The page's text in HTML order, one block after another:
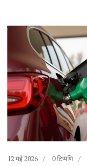
12 मई 2026 0 टिप्पणि